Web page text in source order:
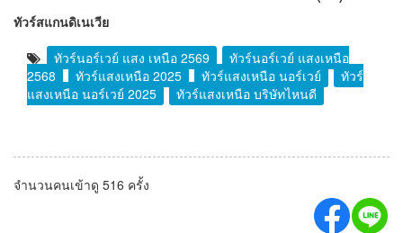
ทัวร์สแกนดิเนเวีย
ทัวร์นอร์เวย์ แสง เหนือ 2569
ทัวร์นอร์เวย์ แสงเหนือ
2568
ทัวร์แสงเหนือ 2025 ทัวร์แสงเหนือ นอร์เวย์
ทัวร์
แสงเหนือ นอร์เวย์ 2025
ทัวร์แสงเหนือ บริษัทไหนดี
จำนวนคนเข้าดู 516 ครั้ง